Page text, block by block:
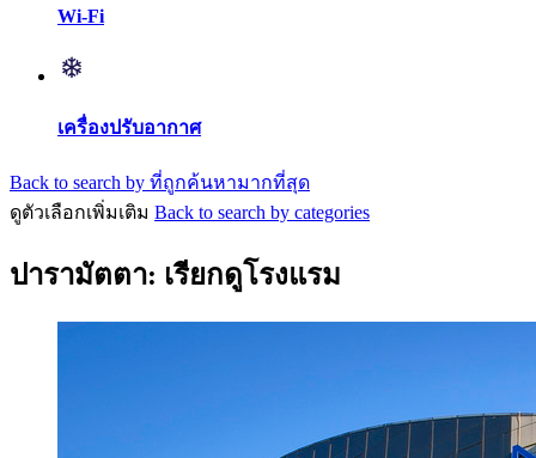
Wi-Fi
เครื่องปรับอากาศ
Back to search by ที่ถูกค้นหามากที่สุด
ดูตัวเลือกเพิ่มเติม Back to search by categories
ปารามัตตา: เรียกดูโรงแรม